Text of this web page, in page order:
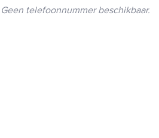
Geen telefoonnummer beschikbaar.